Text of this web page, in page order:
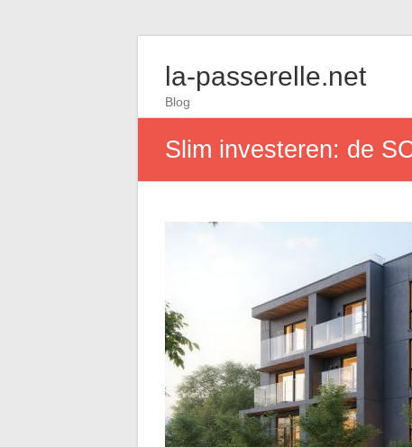
la-passerelle.net
Blog
Slim investeren: de